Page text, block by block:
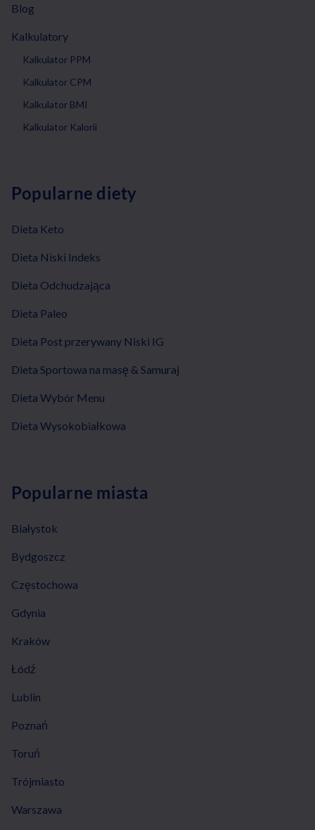
Blog
Kalkulatory
Kalkulator PPM
Kalkulator CPM
Kalkulator BMI
Kalkulator Kalorii
Popularne diety
Dieta Keto
Dieta Niski Indeks
Dieta Odchudzająca
Dieta Paleo
Dieta Post przerywany Niski IG
Dieta Sportowa na masę & Samuraj
Dieta Wybór Menu
Dieta Wysokobiałkowa
Popularne miasta
Białystok
Bydgoszcz
Częstochowa
Gdynia
Kraków
Łódź
Lublin
Poznań
Toruń
Trójmiasto
Warszawa